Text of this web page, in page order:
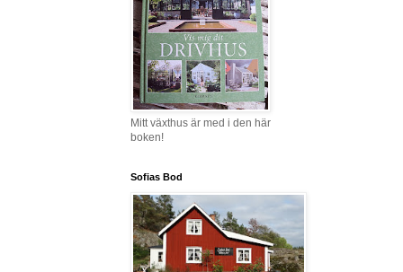
Mitt växthus är med i den här
boken!
Sofias Bod